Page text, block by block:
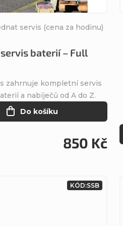
baterií – Full
servis (cena za hodinu)
850 Kč
Do košíku
zahrnuje kompletní servis
a nabíječů od A do Z.
KÓD:SSB